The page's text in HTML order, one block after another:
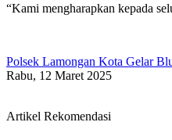
“Kami mengharapkan kepada
Polsek Lamongan Kota Gelar
Rabu, 12 Maret 2025
Artikel Rekomendasi